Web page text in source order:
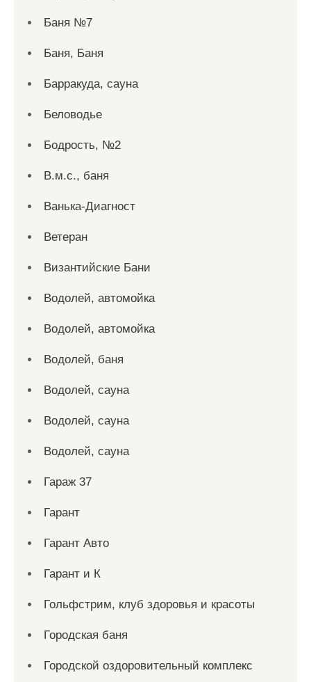
Баня №7
Баня, Баня
Барракуда, сауна
Беловодье
Бодрость, №2
В.м.с., баня
Ванька-Диагност
Ветеран
Византийские Бани
Водолей, автомойка
Водолей, автомойка
Водолей, баня
Водолей, сауна
Водолей, сауна
Водолей, сауна
Гараж 37
Гарант
Гарант Авто
Гарант и К
Гольфстрим, клуб здоровья и красоты
Городская баня
Городской оздоровительный комплекс